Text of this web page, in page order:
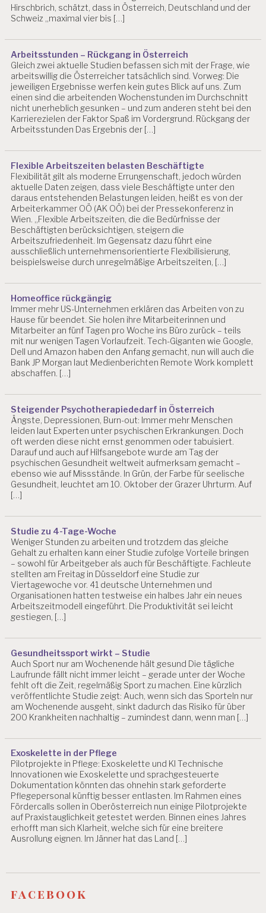
Hirschbrich, schätzt, dass in Österreich, Deutschland und der
Schweiz „maximal vier bis […]
Arbeitsstunden – Rückgang in Österreich
Gleich zwei aktuelle Studien befassen sich mit der Frage, wie
arbeitswillig die Österreicher tatsächlich sind. Vorweg: Die
jeweiligen Ergebnisse werfen kein gutes Blick auf uns. Zum
einen sind die arbeitenden Wochenstunden im Durchschnitt
nicht unerheblich gesunken – und zum anderen steht bei den
Karrierezielen der Faktor Spaß im Vordergrund. Rückgang der
Arbeitsstunden Das Ergebnis der […]
Flexible Arbeitszeiten belasten Beschäftigte
Flexibilität gilt als moderne Errungenschaft, jedoch würden
aktuelle Daten zeigen, dass viele Beschäftigte unter den
daraus entstehenden Belastungen leiden, heißt es von der
Arbeiterkammer OÖ (AK OÖ) bei der Pressekonferenz in
Wien. „Flexible Arbeitszeiten, die die Bedürfnisse der
Beschäftigten berücksichtigen, steigern die
Arbeitszufriedenheit. Im Gegensatz dazu führt eine
ausschließlich unternehmensorientierte Flexibilisierung,
beispielsweise durch unregelmäßige Arbeitszeiten, […]
Homeoffice rückgängig
Immer mehr US-Unternehmen erklären das Arbeiten von zu
Hause für beendet. Sie holen ihre Mitarbeiterinnen und
Mitarbeiter an fünf Tagen pro Woche ins Büro zurück – teils
mit nur wenigen Tagen Vorlaufzeit. Tech-Giganten wie Google,
Dell und Amazon haben den Anfang gemacht, nun will auch die
Bank JP Morgan laut Medienberichten Remote Work komplett
abschaffen. […]
Steigender Psychotherapiededarf in Österreich
Ängste, Depressionen, Burn-out: Immer mehr Menschen
leiden laut Experten unter psychischen Erkrankungen. Doch
oft werden diese nicht ernst genommen oder tabuisiert.
Darauf und auch auf Hilfsangebote wurde am Tag der
psychischen Gesundheit weltweit aufmerksam gemacht –
ebenso wie auf Missstände. In Grün, der Farbe für seelische
Gesundheit, leuchtet am 10. Oktober der Grazer Uhrturm. Auf
[…]
Studie zu 4-Tage-Woche
Weniger Stunden zu arbeiten und trotzdem das gleiche
Gehalt zu erhalten kann einer Studie zufolge Vorteile bringen
– sowohl für Arbeitgeber als auch für Beschäftigte. Fachleute
stellten am Freitag in Düsseldorf eine Studie zur
Viertagewoche vor. 41 deutsche Unternehmen und
Organisationen hatten testweise ein halbes Jahr ein neues
Arbeitszeitmodell eingeführt. Die Produktivität sei leicht
gestiegen, […]
Gesundheitssport wirkt – Studie
Auch Sport nur am Wochenende hält gesund Die tägliche
Laufrunde fällt nicht immer leicht – gerade unter der Woche
fehlt oft die Zeit, regelmäßig Sport zu machen. Eine kürzlich
veröffentlichte Studie zeigt: Auch, wenn sich das Sporteln nur
am Wochenende ausgeht, sinkt dadurch das Risiko für über
200 Krankheiten nachhaltig – zumindest dann, wenn man […]
Exoskelette in der Pflege
Pilotprojekte in Pflege: Exoskelette und KI Technische
Innovationen wie Exoskelette und sprachgesteuerte
Dokumentation könnten das ohnehin stark geforderte
Pflegepersonal künftig besser entlasten. Im Rahmen eines
Fördercalls sollen in Oberösterreich nun einige Pilotprojekte
auf Praxistauglichkeit getestet werden. Binnen eines Jahres
erhofft man sich Klarheit, welche sich für eine breitere
Ausrollung eignen. Im Jänner hat das Land […]
facebook